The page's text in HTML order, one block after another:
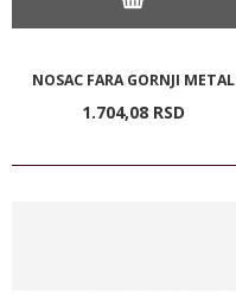
NOSAC FARA GORNJI METAL
1.704,08 RSD